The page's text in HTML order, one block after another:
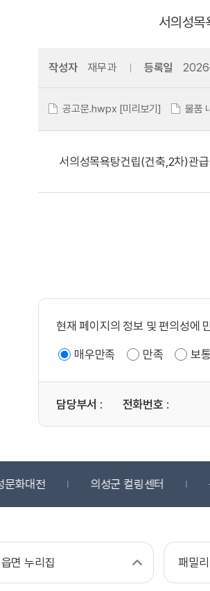
서의성
작성자 재무과 등록일
공고문.hwpx [미리보기] 물품
서의성목욕탕건립(건축,2차)관
현재 페이지의 정보 및 편의성에
매우만족 만족 보통
담당부서 : 전화번호 :
문화대전 의성군 컬링센터
읍면 누리집 패밀